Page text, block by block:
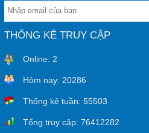
THỐNG KÊ TRUY CẬP
Online: 2
Hôm nay: 20286
Thống kê tuần: 55503
Tổng truy cập: 76412282